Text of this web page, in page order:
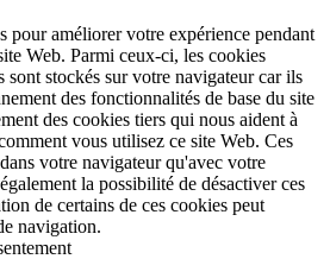
pour améliorer votre expérience pendant
Web. Parmi ceux-ci, les cookies
sont stockés sur votre navigateur car ils
des fonctionnalités de base du site
des cookies tiers qui nous aident à
vous utilisez ce site Web. Ces
votre navigateur qu'avec votre
la possibilité de désactiver ces
de certains de ces cookies peut
navigation.